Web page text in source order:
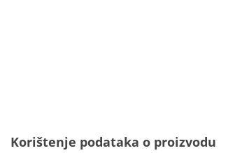
Korištenje podataka o proizvodu